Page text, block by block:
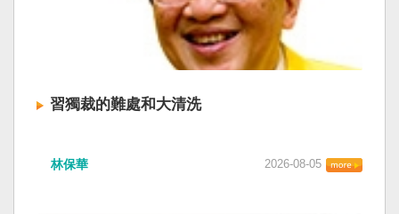
習獨裁的難處和大清洗
林保華 2026-08-05